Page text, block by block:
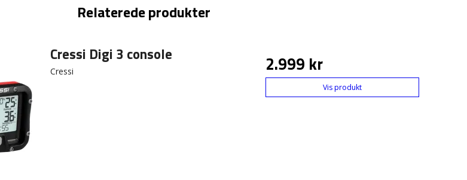
Relaterede produkter
Cressi Digi 3 console
Cressi 2.999 kr
Vis produkt